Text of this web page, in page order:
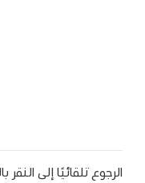
الرجوع تلقائيًا إلى النقر